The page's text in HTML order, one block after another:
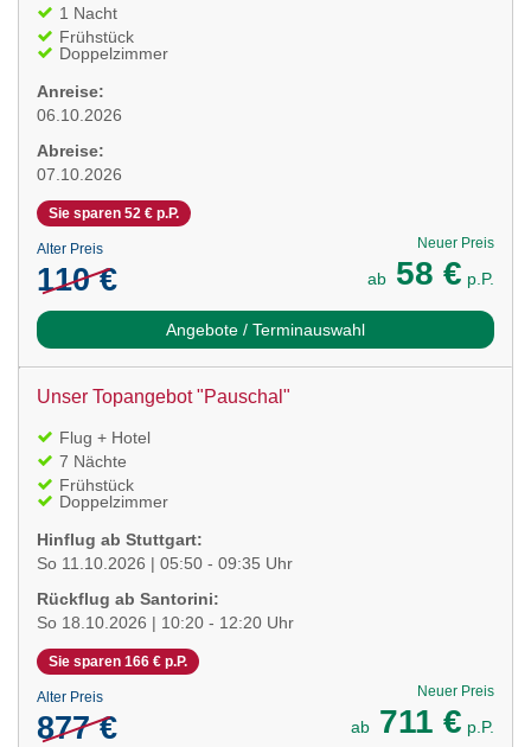
1 Nacht
Frühstück
Doppelzimmer
Anreise:
06.10.2026
Abreise:
07.10.2026
Sie sparen 52 € p.P.
Alter Preis
110 €
Neuer Preis
ab 58 € p.P.
Angebote / Terminauswahl
Unser Topangebot "Pauschal"
Flug + Hotel
7 Nächte
Frühstück
Doppelzimmer
Hinflug ab Stuttgart:
So 11.10.2026 | 05:50 - 09:35 Uhr
Rückflug ab Santorini:
So 18.10.2026 | 10:20 - 12:20 Uhr
Sie sparen 166 € p.P.
Alter Preis
877 €
Neuer Preis
ab 711 € p.P.